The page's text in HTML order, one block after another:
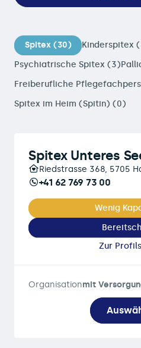
Spitex (30)
Kinderspitex
Psychiatrische Spitex (3)
Freiberufliche
Spitex im Heim (Spitin) (0)
Spitex Unteres
Riedstrasse 368, 5705
+41 62 769 73 00
Wenig
Zur
Organisationmit